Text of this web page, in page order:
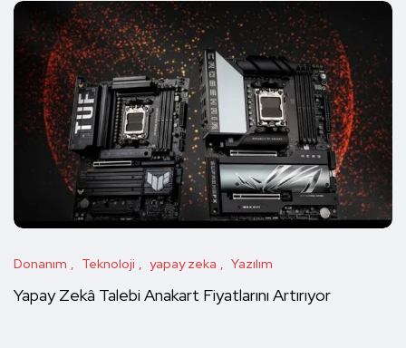
Donanım Teknoloji yapay zeka Yazılım
Yapay Zekâ Talebi Anakart Fiyatlarını Artırıyor